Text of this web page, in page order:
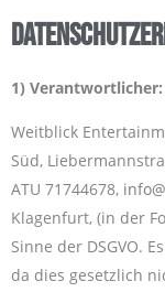
1) Verantwortlicher:
Weitblick
Süd,
ATU 71744678,
Klagenfurt, (in der
Sinne der DSGVO.
da dies gesetzlich